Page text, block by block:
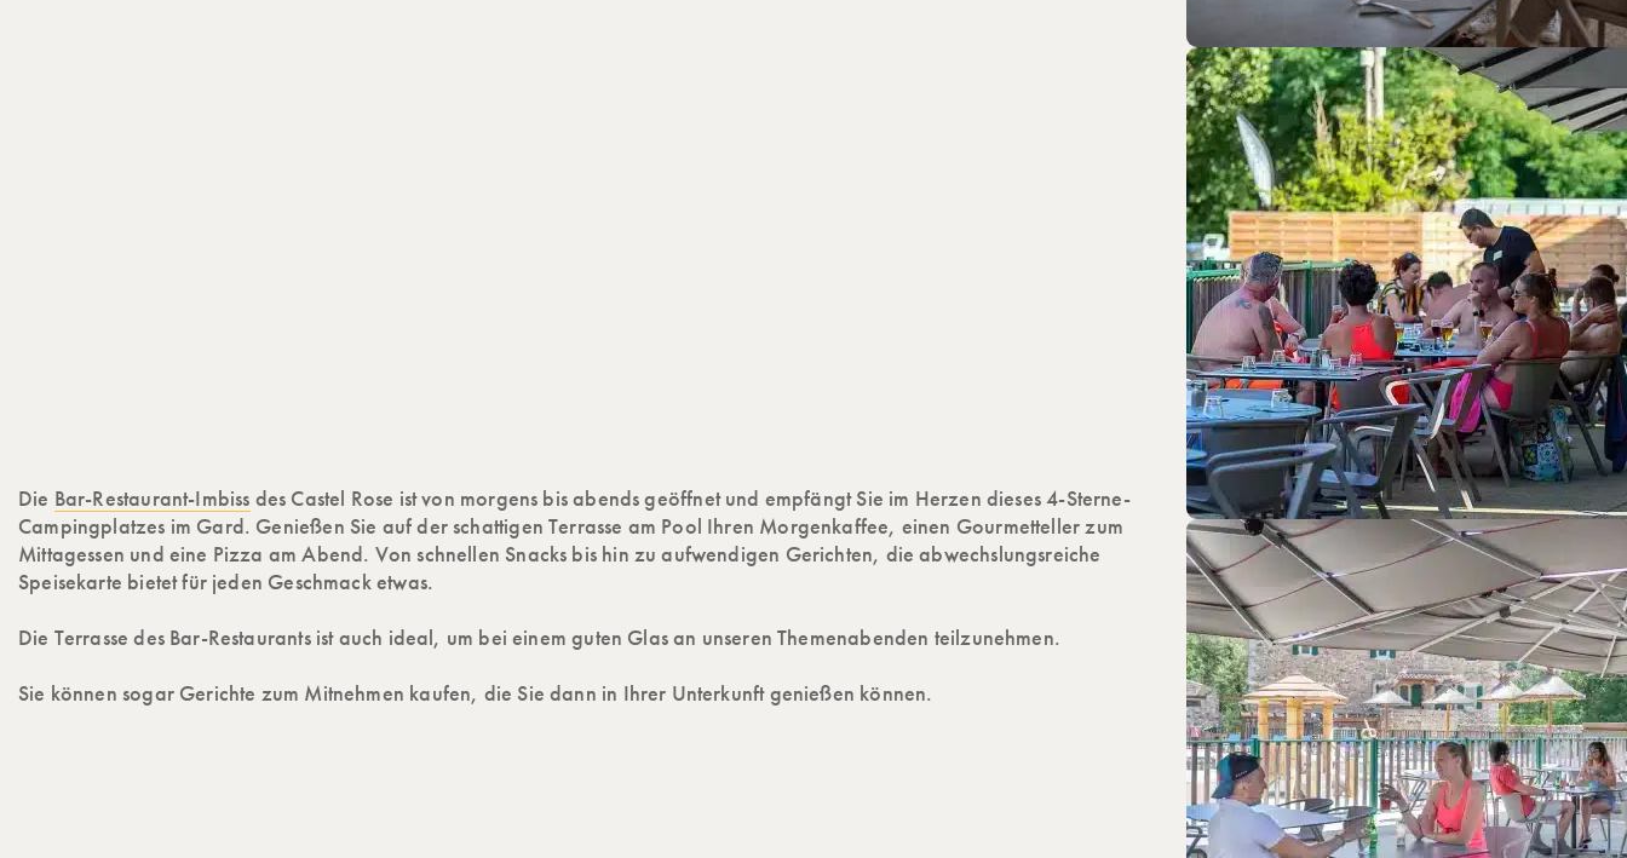
Die Bar-Restaurant-Imbiss des Castel Rose ist von morgens bis abends geöffnet und empfängt Sie im Herzen dieses 4-Sterne-
Campingplatzes im Gard. Genießen Sie auf der schattigen Terrasse am Pool Ihren Morgenkaffee, einen Gourmetteller zum
Mittagessen und eine Pizza am Abend. Von schnellen Snacks bis hin zu aufwendigen Gerichten, die abwechslungsreiche
Speisekarte bietet für jeden Geschmack etwas.
Die Terrasse des Bar-Restaurants ist auch ideal, um bei einem guten Glas an unseren Themenabenden teilzunehmen.
Sie können sogar Gerichte zum Mitnehmen kaufen, die Sie dann in Ihrer Unterkunft genießen können.